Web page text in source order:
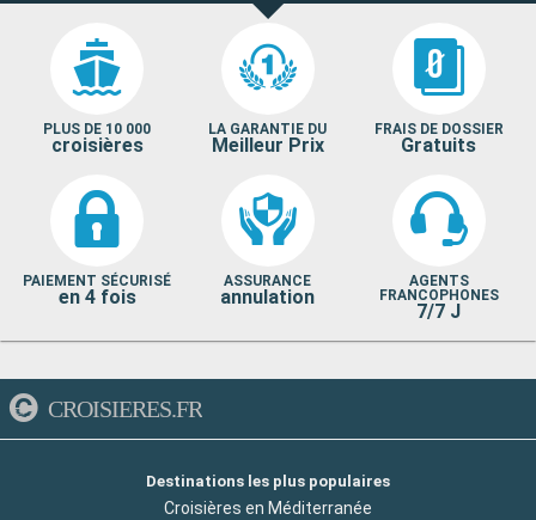
PLUS DE 10 000
croisières
LA GARANTIE DU
Meilleur Prix
FRAIS DE DOSSIER
Gratuits
PAIEMENT SÉCURISÉ
en 4 fois
ASSURANCE
annulation
AGENTS
FRANCOPHONES
7/7 J
CROISIERES.FR
Destinations les plus populaires
Croisières en Méditerranée